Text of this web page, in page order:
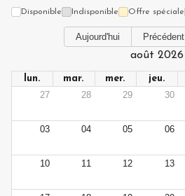
Disponible Indisponible Offre spéciale
Aujourd'hui Précédent
août 2026
lun. mar. mer. jeu.
27
28 29 30
03 04 05 06
10 11 12 13